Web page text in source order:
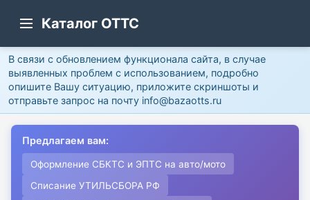
Каталог ОТТС
В связи с обновлением функционала сайта, в случае
выявленных проблем с использованием, подробно
опишите Вашу ситуацию, приложите скриншоты и
отправьте запрос на почту info@bazaotts.ru
Предлагаем вам:
Оформление СБКТС и ЭПТС на авто/мото
Списание УТИЛЬСБОРА РФ